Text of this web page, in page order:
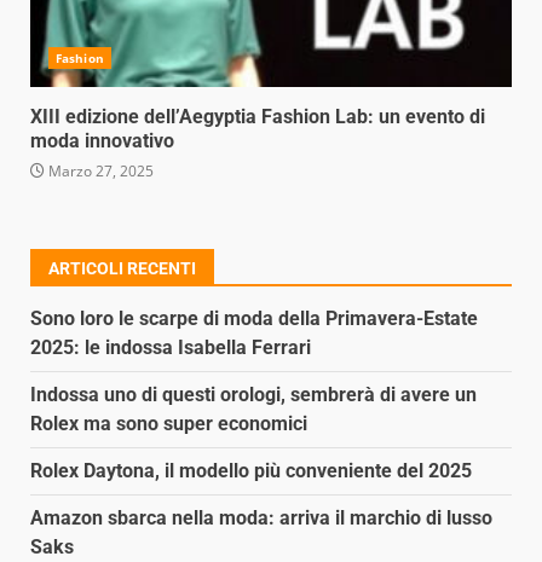
Fashion
XIII edizione dell’Aegyptia Fashion Lab: un evento di
moda innovativo
Marzo 27, 2025
ARTICOLI RECENTI
Sono loro le scarpe di moda della Primavera-Estate
2025: le indossa Isabella Ferrari
Indossa uno di questi orologi, sembrerà di avere un
Rolex ma sono super economici
Rolex Daytona, il modello più conveniente del 2025
Amazon sbarca nella moda: arriva il marchio di lusso
Saks